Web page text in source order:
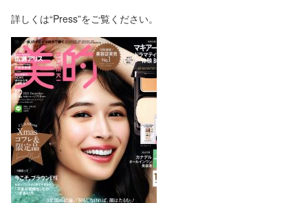
詳しくは“Press”をご覧ください。